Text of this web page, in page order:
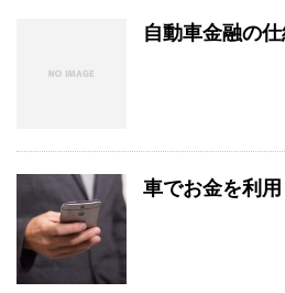
自動車金融の
車でお金を利